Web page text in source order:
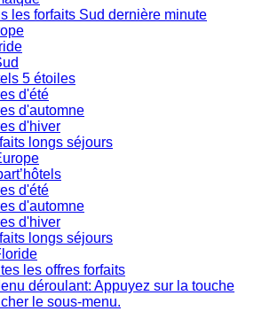
les forfaits Sud dernière minute
5 étoiles
d'été
d'automne
d'hiver
longs séjours
d'été
d'automne
d'hiver
longs séjours
les offres forfaits
déroulant: Appuyez sur la touche
le sous-menu.